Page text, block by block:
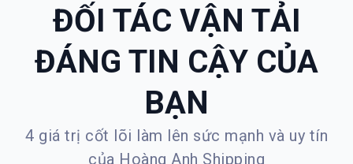
ĐỐI TÁC VẬN TẢI
ĐÁNG TIN CẬY CỦA
BẠN
4 giá trị cốt lõi làm lên sức mạnh và uy tín
của Hoàng Anh Shipping